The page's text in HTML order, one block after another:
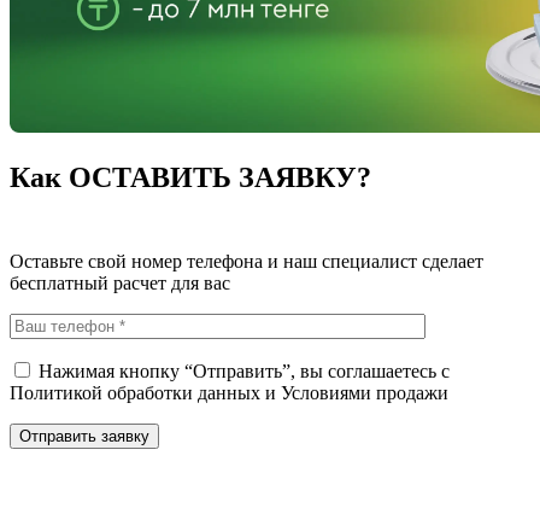
Как ОСТАВИТЬ ЗАЯВКУ?
Оставьте свой номер телефона и наш специалист сделает
бесплатный расчет для вас
Нажимая кнопку “Отправить”, вы соглашаетесь с
Политикой обработки данных и Условиями продажи